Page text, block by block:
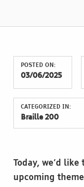
POSTED ON:
03/06/2025
CATEGORIZED IN:
Braille 200
Today, we’d
upcoming